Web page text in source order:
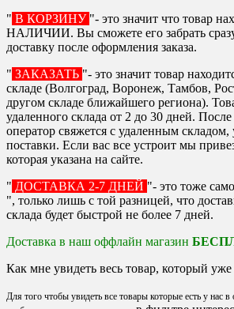
" В КОРЗИНУ "- это значит что товар
НАЛИЧИИ. Вы сможете его забрать сразу
доставку после оформления заказа.
" ЗАКАЗАТЬ "- это значит товар
складе (Волгоград, Воронеж, Тамбов,
другом складе ближайшего региона).
удаленного склада от 2 до 30 дней.
оператор свяжется с удаленным складом,
поставки. Если вас все устроит мы
которая указана на сайте.
" ДОСТАВКА 2-7 ДНЕЙ "- это тоже
", только лишь с той разницей, что
склада будет быстрой не более 7 дней.
Доставка в наш оффлайн магазин
Как мне увидеть весь товар, который
Для того чтобы увидеть все товары которые есть у нас